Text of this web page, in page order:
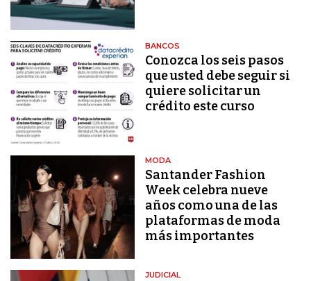
BANCOS
Conozca los seis pasos
que usted debe seguir si
quiere solicitar un
crédito este curso
MODA
Santander Fashion
Week celebra nueve
años como una de las
plataformas de moda
más importantes
JUDICIAL